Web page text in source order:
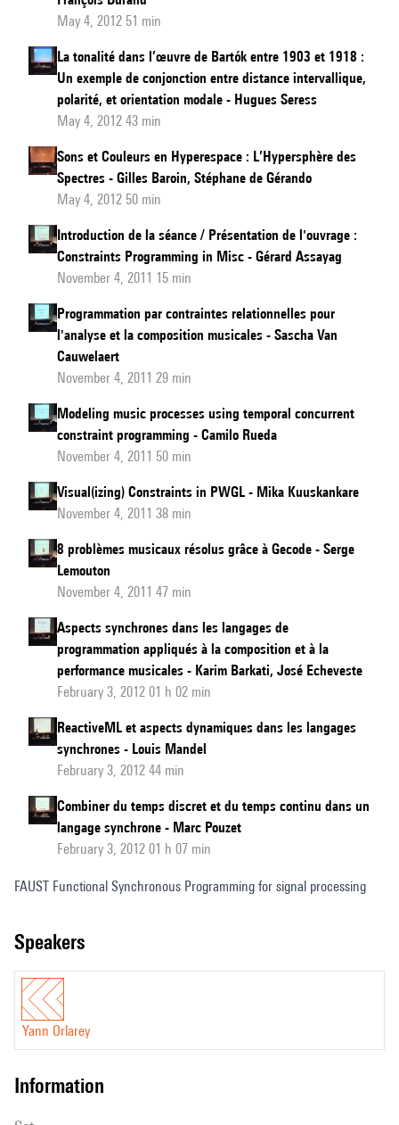
May 4, 2012 51 min
La tonalité dans l’œuvre de Bartók entre 1903 et 1918 :
Un exemple de conjonction entre distance intervallique,
polarité, et orientation modale - Hugues Seress
May 4, 2012 43 min
Sons et Couleurs en Hyperespace : L’Hypersphère des
Spectres - Gilles Baroin, Stéphane de Gérando
May 4, 2012 50 min
Introduction de la séance / Présentation de l'ouvrage :
Constraints Programming in Misc - Gérard Assayag
November 4, 2011 15 min
Programmation par contraintes relationnelles pour
l'analyse et la composition musicales - Sascha Van
Cauwelaert
November 4, 2011 29 min
Modeling music processes using temporal concurrent
constraint programming - Camilo Rueda
November 4, 2011 50 min
Visual(izing) Constraints in PWGL - Mika Kuuskankare
November 4, 2011 38 min
8 problèmes musicaux résolus grâce à Gecode - Serge
Lemouton
November 4, 2011 47 min
Aspects synchrones dans les langages de
programmation appliqués à la composition et à la
performance musicales - Karim Barkati, José Echeveste
February 3, 2012 01 h 02 min
ReactiveML et aspects dynamiques dans les langages
synchrones - Louis Mandel
February 3, 2012 44 min
Combiner du temps discret et du temps continu dans un
langage synchrone - Marc Pouzet
February 3, 2012 01 h 07 min
FAUST Functional Synchronous Programming for signal processing
speakers
Yann Orlarey
information